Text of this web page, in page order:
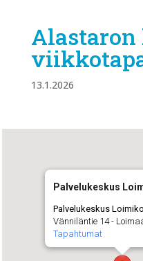
13.1.2026
Palvelukeskus
Palvelukeskus
Vänniläntie 14 -
Tapahtumat